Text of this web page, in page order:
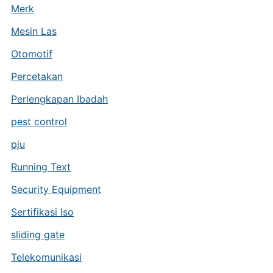
Merk
Mesin Las
Otomotif
Percetakan
Perlengkapan Ibadah
pest control
pju
Running Text
Security Equipment
Sertifikasi Iso
sliding gate
Telekomunikasi